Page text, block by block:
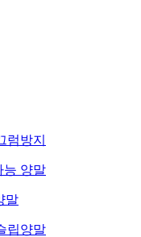
럼방지
능 양말
말
립양말